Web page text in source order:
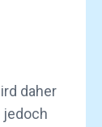
daher
jedoch